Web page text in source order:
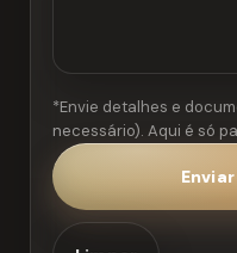
*Envie detalhes e
necessário). Aqui é só